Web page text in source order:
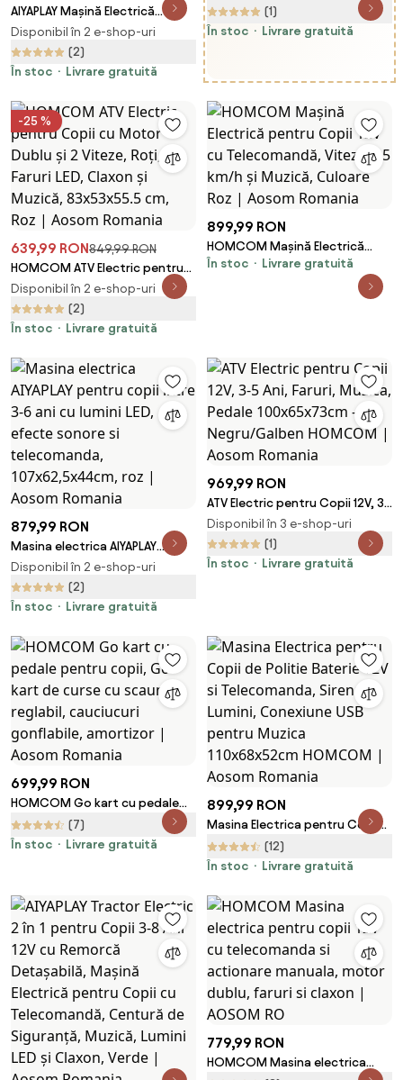
AIYAPLAY Mașină Electrică
pentru Copii 3-6 Ani cu 2
Motoare și Telecomandă,
Dimensiuni 107x62,5x44 cm,
Aosom Romania
Disponibil în 2 e-shop-uri
(2)
În stoc
Livrare gratuită
Copii, Motocicletă pentru
Copii cu Motor Dublu, 2 Viteze,
Romania
(1)
În stoc
Livrare gratuită
-25 %
639,99 RON849,99 RON
HOMCOM ATV Electric pentru
Copii cu Motor Dublu și 2
Viteze, Roți, Faruri LED, Claxon
și Muzică, 83x53x55.5 cm, Roz |
Disponibil în 2 e-shop-uri
(2)
În stoc
Livrare gratuită
899,99 RON
HOMCOM Mașină Electrică
pentru Copii 12V cu
Telecomandă, Viteză 3-5 km/h
și Muzică, Culoare Roz | Aosom
În stoc Livrare gratuită
879,99 RON
Masina electrica AIYAPLAY
pentru copii intre 3-6 ani cu
lumini LED, efecte sonore si
telecomanda, 107x62,5x44cm,
Disponibil în 2 e-shop-uri
(2)
În stoc
Livrare gratuită
969,99 RON
ATV Electric pentru Copii 12V, 3-
5 Ani, Faruri, Muzica, Pedale
100x65x73cm - Negru/Galben
HOMCOM | Aosom Romania
Disponibil în 3 e-shop-uri
(1)
În stoc
Livrare gratuită
699,99 RON
HOMCOM Go kart cu pedale
pentru copii, Go kart de curse
cu scaun reglabil, cauciucuri
(7)
În stoc
Livrare gratuită
899,99 RON
Masina Electrica pentru Copii
de Politie Baterie 12V si
Telecomanda, Sirena Lumini,
110x68x52cm HOMCOM |
Aosom Romania
(12)
În stoc
Livrare gratuită
779,99 RON
HOMCOM Masina electrica